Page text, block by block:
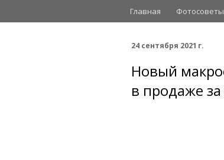
Главная Фотосоветы
24 сентября 2021 г.
Новый
в продаже за